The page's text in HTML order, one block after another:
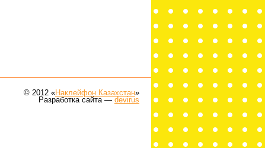
© 2012 «Наклейфон Казахстан»
Разработка сайта —devirus